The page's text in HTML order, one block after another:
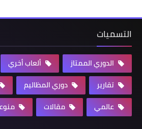
التسميات
الدوري الممتاز ألعاب أخري
تقارير
دوري المظاليم
عالمي
مقالات